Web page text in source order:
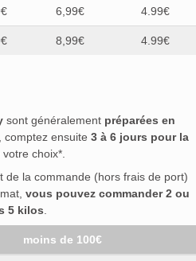
6,99€ 4.99€
8,99€ 4.99€
sont généralement préparées en
comptez ensuite 3 à 6 jours pour la
choix*.
de la commande (hors frais de port)
vous pouvez commander 2 ou
5 kilos.
moins de 100€